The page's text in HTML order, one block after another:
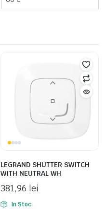
LEGRAND SHUTTER SWITCH
WITH NEUTRAL WH
381,96 lei
In Stoc